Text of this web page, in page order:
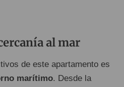
al mar
de este apartamento es
marítimo. Desde la